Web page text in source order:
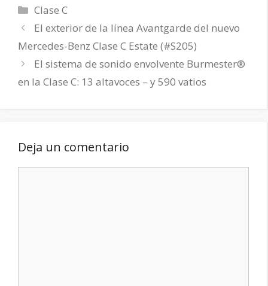
Categorías
Clase C
El exterior de la línea Avantgarde del nuevo
Mercedes-Benz Clase C Estate (#S205)
El sistema de sonido envolvente Burmester®
en la Clase C: 13 altavoces – y 590 vatios
Deja un comentario